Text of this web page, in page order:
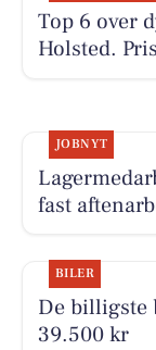
Top 6 over
Holsted.
JOBNYT
fast
BILER
De billigste
39.500 kr